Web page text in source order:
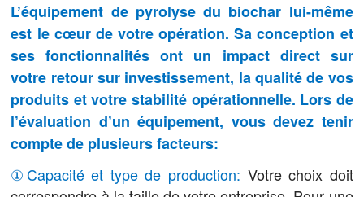
L’équipement de pyrolyse du biochar lui-même
est le cœur de votre opération. Sa conception et
ses fonctionnalités ont un impact direct sur
votre retour sur investissement, la qualité de vos
produits et votre stabilité opérationnelle. Lors de
l’évaluation d’un équipement, vous devez tenir
compte de plusieurs facteurs:
①Capacité et type de production: Votre choix doit